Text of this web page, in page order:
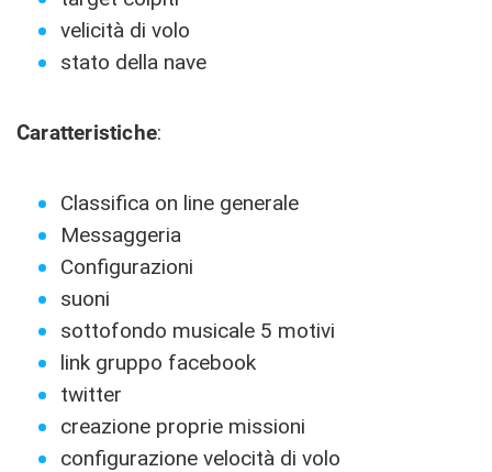
velicità di volo
stato della nave
Caratteristiche:
Classifica on line generale
Messaggeria
Configurazioni
suoni
sottofondo musicale 5 motivi
link gruppo facebook
twitter
creazione proprie missioni
configurazione velocità di volo